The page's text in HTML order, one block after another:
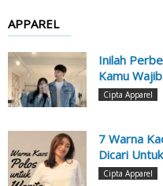
APPAREL
Inilah
Kamu
Cipta Apparel
7 Warna
Dicari
Cipta Apparel